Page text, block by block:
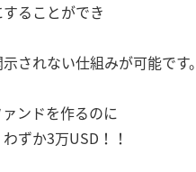
ることができ
されない仕組みが可能です
ンドを作るのに
ずか3万USD！！